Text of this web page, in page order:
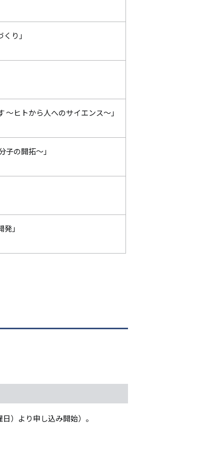
り」
〜ヒトから人へのサイエンス〜」
子の開拓～」
」
）より申し込み開始）。